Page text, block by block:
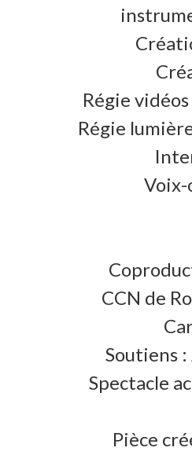
Régie
Régie
Voix-
CCN de
Soutiens
Spectacle
Pièce